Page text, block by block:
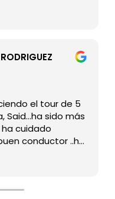
el tour de 5
sido más
cuidado
conductor ..ha
peticiones y